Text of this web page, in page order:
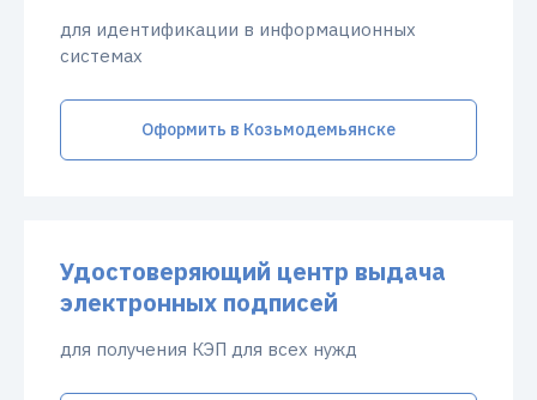
для идентификации в информационных
системах
Оформить в Козьмодемьянске
Удостоверяющий центр выдача
электронных подписей
для получения КЭП для всех нужд